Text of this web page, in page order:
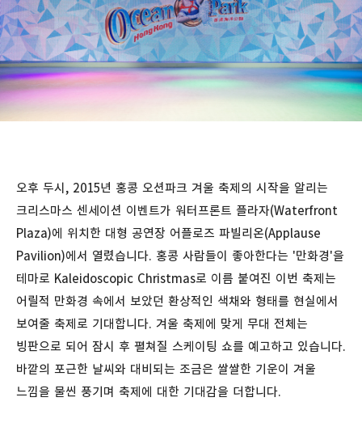
오후 두시, 2015년 홍콩 오션파크 겨울 축제의 시작을 알리는
크리스마스 센세이션 이벤트가 워터프론트 플라자(Waterfront
Plaza)에 위치한 대형 공연장 어플로즈 파빌리온(Applause
Pavilion)에서 열렸습니다. 홍콩 사람들이 좋아한다는 '만화경'을
테마로 Kaleidoscopic Christmas로 이름 붙여진 이번 축제는
어릴적 만화경 속에서 보았던 환상적인 색채와 형태를 현실에서
보여줄 축제로 기대합니다. 겨울 축제에 맞게 무대 전체는
빙판으로 되어 잠시 후 펼쳐질 스케이팅 쇼를 예고하고 있습니다.
바깥의 포근한 날씨와 대비되는 조금은 쌀쌀한 기운이 겨울
느낌을 물씬 풍기며 축제에 대한 기대감을 더합니다.